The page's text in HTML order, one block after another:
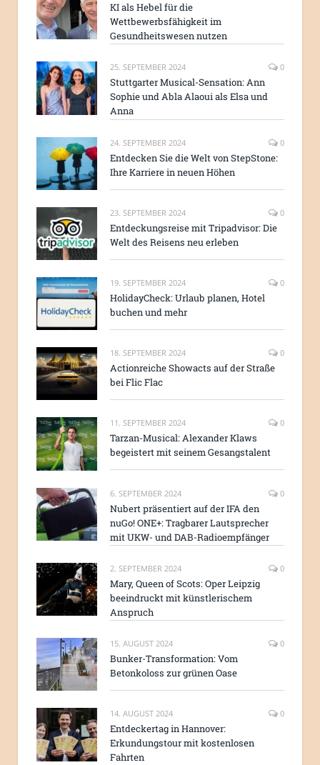
KI als Hebel für die
Wettbewerbsfähigkeit im
Gesundheitswesen nutzen
25. SEPTEMBER 2024 0
Stuttgarter Musical-Sensation: Ann
Sophie und Abla Alaoui als Elsa und
Anna
24. SEPTEMBER 2024 0
Entdecken Sie die Welt von StepStone:
Ihre Karriere in neuen Höhen
23. SEPTEMBER 2024 0
Entdeckungsreise mit Tripadvisor: Die
Welt des Reisens neu erleben
19. SEPTEMBER 2024 0
HolidayCheck: Urlaub planen, Hotel
buchen und mehr
18. SEPTEMBER 2024 0
Actionreiche Showacts auf der Straße
bei Flic Flac
11. SEPTEMBER 2024 0
Tarzan-Musical: Alexander Klaws
begeistert mit seinem Gesangstalent
6. SEPTEMBER 2024 0
Nubert präsentiert auf der IFA den
nuGo! ONE+: Tragbarer Lautsprecher
mit UKW- und DAB-Radioempfänger
2. SEPTEMBER 2024 0
Mary, Queen of Scots: Oper Leipzig
beeindruckt mit künstlerischem
Anspruch
15. AUGUST 2024 0
Bunker-Transformation: Vom
Betonkoloss zur grünen Oase
14. AUGUST 2024 0
Entdeckertag in Hannover:
Erkundungstour mit kostenlosen
Fahrten